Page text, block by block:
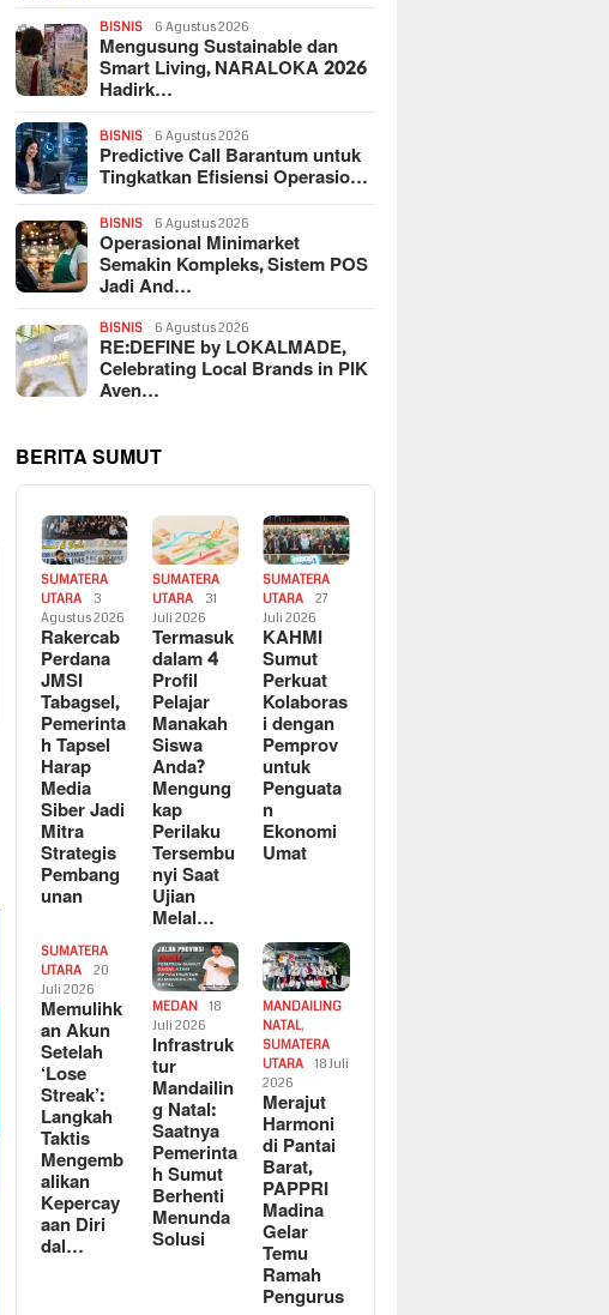
BISNIS 6 Agustus 2026
Mengusung Sustainable dan
Smart Living, NARALOKA 2026
Hadirk…
BISNIS 6 Agustus 2026
Predictive Call Barantum untuk
Tingkatkan Efisiensi Operasio…
BISNIS 6 Agustus 2026
Operasional Minimarket
Semakin Kompleks, Sistem POS
Jadi And…
BISNIS 6 Agustus 2026
RE:DEFINE by LOKALMADE,
Celebrating Local Brands in PIK
Aven…
BERITA SUMUT
SUMATERA
UTARA
3
Agustus 2026
Rakercab
Perdana
JMSI
Tabagsel,
Pemerinta
h Tapsel
Harap
Media
Siber Jadi
Mitra
Strategis
Pembang
unan
SUMATERA
UTARA
31
Juli 2026
Termasuk
dalam 4
Profil
Pelajar
Manakah
Siswa
Anda?
Mengung
kap
Perilaku
Tersembu
nyi Saat
Ujian
Melal…
SUMATERA
UTARA
27
Juli 2026
KAHMI
Sumut
Perkuat
Kolaboras
i dengan
Pemprov
untuk
Penguata
n
Ekonomi
Umat
SUMATERA
UTARA
20
Juli 2026
Memulihk
an Akun
Setelah
‘Lose
Streak’:
Langkah
Taktis
Mengemb
alikan
Kepercay
aan Diri
dal…
MEDAN
18
Juli 2026
Infrastruk
tur
Mandailin
g Natal:
Saatnya
Pemerinta
h Sumut
Berhenti
Menunda
Solusi
MANDAILING
NATAL,
SUMATERA
UTARA
18 Juli
2026
Merajut
Harmoni
di Pantai
Barat,
PAPPRI
Madina
Gelar
Temu
Ramah
Pengurus